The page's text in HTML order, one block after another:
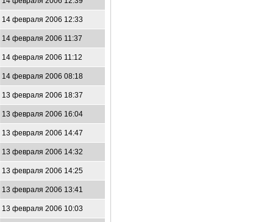
14 февраля 2006 12:33
14 февраля 2006 11:37
14 февраля 2006 11:12
14 февраля 2006 08:18
13 февраля 2006 18:37
13 февраля 2006 16:04
13 февраля 2006 14:47
13 февраля 2006 14:32
13 февраля 2006 14:25
13 февраля 2006 13:41
13 февраля 2006 10:03